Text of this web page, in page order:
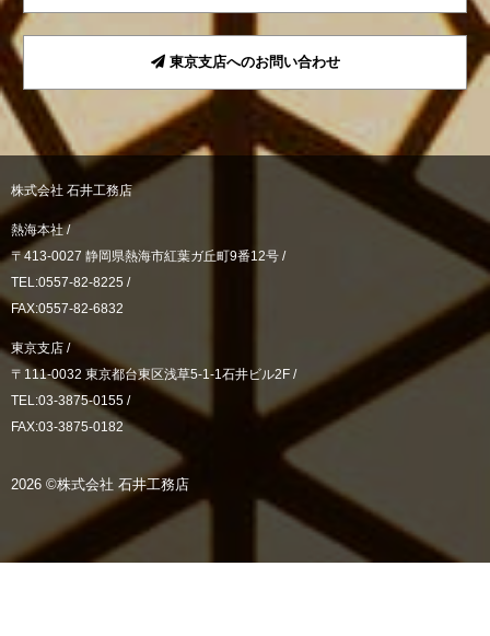
東京支店へのお問い合わせ
株式会社 石井工務店
熱海本社 /
〒413-0027 静岡県熱海市紅葉ガ丘町9番12号 /
TEL:0557-82-8225 /
FAX:0557-82-6832
東京支店 /
〒111-0032 東京都台東区浅草5-1-1石井ビル2F /
TEL:03-3875-0155 /
FAX:03-3875-0182
2026 ©株式会社 石井工務店